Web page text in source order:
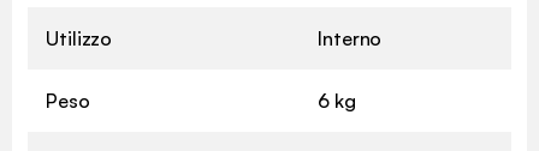
Utilizzo Interno
Peso 6 kg